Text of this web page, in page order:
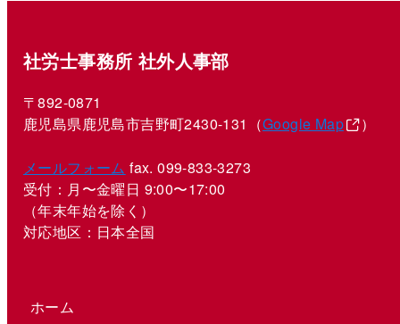
社労士事務所 社外人事部
〒892-0871
鹿児島県鹿児島市吉野町2430-131（Google Map ）
メールフォーム fax. 099-833-3273
受付：月〜金曜日 9:00〜17:00
（年末年始を除く）
対応地区：日本全国
ホーム